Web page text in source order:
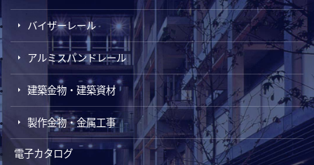
バイザーレール
アルミスパンドレール
建築金物・建築資材
製作金物・金属工事
電子カタログ